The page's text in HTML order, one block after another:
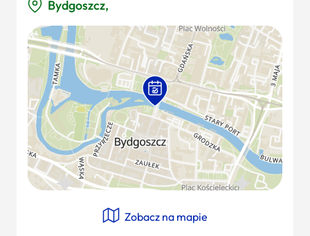
Bydgoszcz,
Zobacz na mapie